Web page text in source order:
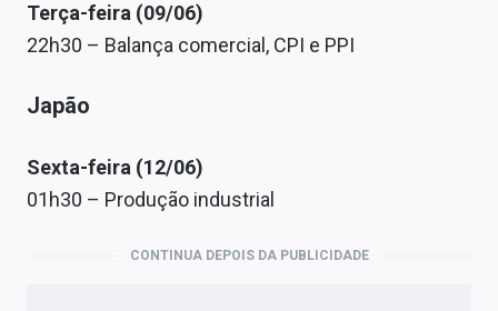
Terça-feira (09/06)
22h30 – Balança comercial, CPI e PPI
Japão
Sexta-feira (12/06)
01h30 – Produção industrial
CONTINUA DEPOIS DA PUBLICIDADE